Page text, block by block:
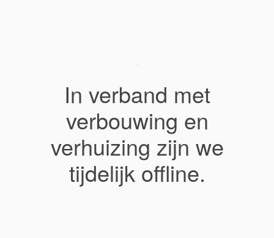
In verband met
verbouwing en
verhuizing zijn we
tijdelijk offline.